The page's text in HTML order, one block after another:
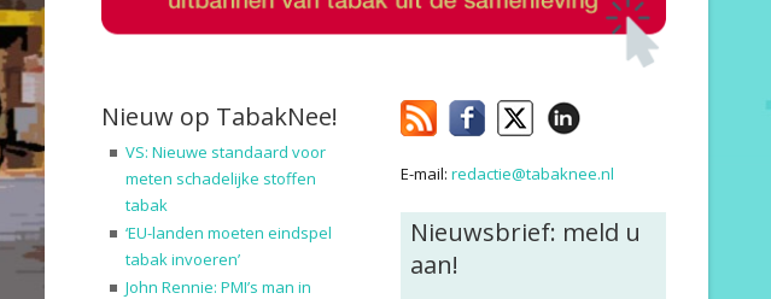
Nieuw op TabakNee!
VS: Nieuwe standaard voor
meten schadelijke stoffen
tabak
‘EU-landen moeten eindspel
tabak invoeren’
John Rennie: PMI’s man in
E-mail:redactie@tabaknee.nl
Nieuwsbrief: meld u
aan!